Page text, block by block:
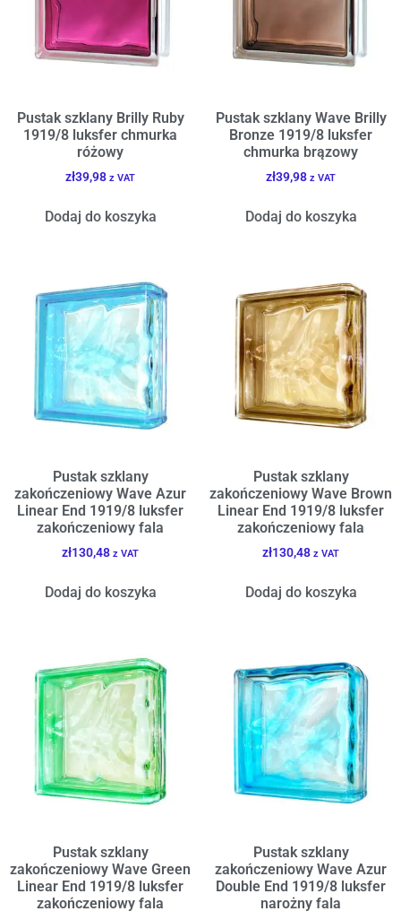
Pustak szklany Brilly Ruby
1919/8 luksfer chmurka
różowy
zł39,98 z VAT
Dodaj do koszyka
Pustak szklany Wave Brilly
Bronze 1919/8 luksfer
chmurka brązowy
zł39,98 z VAT
Dodaj do koszyka
Pustak szklany
zakończeniowy Wave Azur
Linear End 1919/8 luksfer
zakończeniowy fala
zł130,48 z VAT
Dodaj do koszyka
Pustak szklany
zakończeniowy Wave Brown
Linear End 1919/8 luksfer
zakończeniowy fala
zł130,48 z VAT
Dodaj do koszyka
Pustak szklany
zakończeniowy Wave Green
Linear End 1919/8 luksfer
zakończeniowy fala
Pustak szklany
zakończeniowy Wave Azur
Double End 1919/8 luksfer
narożny fala